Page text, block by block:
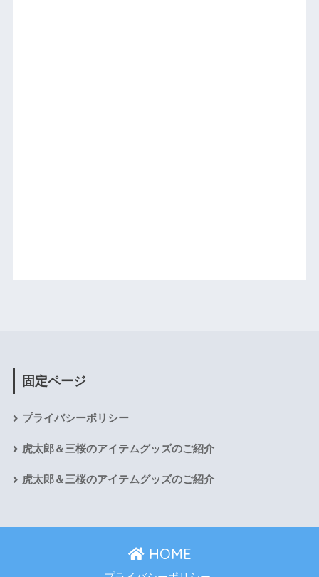
固定ページ
プライバシーポリシー
虎太郎＆三桜のアイテムグッズのご紹介
虎太郎＆三桜のアイテムグッズのご紹介
HOME